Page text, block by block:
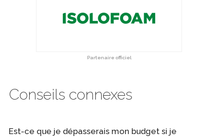
Partenaire officiel
Conseils connexes
Est-ce que je dépasserais mon budget si je